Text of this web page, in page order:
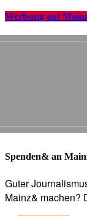
Werbung auf
Spenden& an
Guter
Mainz& machen?